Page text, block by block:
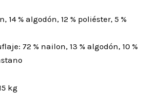
14 % algodón, 12 % poliéster, 5 %
72 % nailon, 13 % algodón, 10 %
kg